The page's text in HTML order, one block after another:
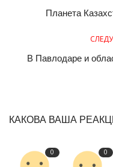
Планета
В Павлодаре и
КАКОВА ВАША
0 0